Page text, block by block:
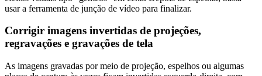
usar a ferramenta de junção de vídeo para finalizar.
Corrigir imagens invertidas de projeções,
regravações e gravações de tela
As imagens gravadas por meio de projeção, espelhos ou algumas